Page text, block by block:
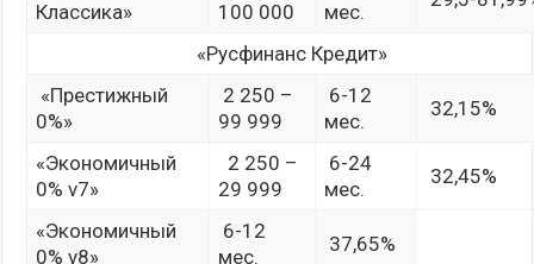
Классика»
100 000
мес.
«Русфинанс Кредит»
«Престижный
0%»
2 250 –
99 999
6-12
мес.
32,15%
«Экономичный
0% v7»
2 250 –
29 999
6-24
мес.
32,45%
«Экономичный
0% v8»
6-12
мес.
37,65%